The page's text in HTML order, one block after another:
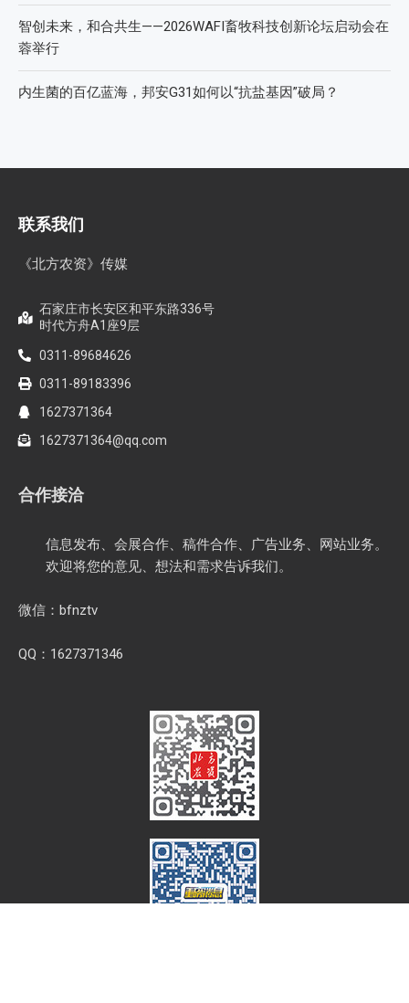
智创未来，和合共生——2026WAFI畜牧科技创新论坛启动会在
蓉举行
内生菌的百亿蓝海，邦安G31如何以“抗盐基因”破局？
联系我们
《北方农资》传媒
石家庄市长安区和平东路336号
时代方舟A1座9层
0311-89684626
0311-89183396
1627371364
1627371364@qq.com
合作接洽
信息发布、会展合作、稿件合作、广告业务、网站业务。
欢迎将您的意见、想法和需求告诉我们。
微信：bfnztv
QQ：1627371346